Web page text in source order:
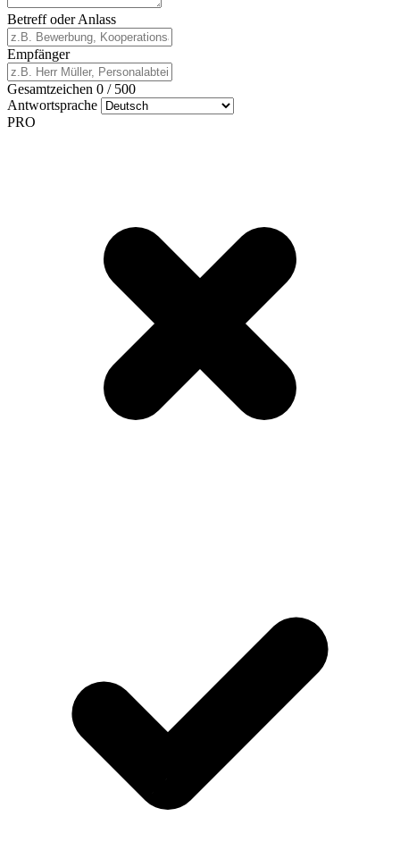
Betreff oder Anlass
Empfänger
Gesamtzeichen 0 / 500
Antwortsprache
PRO